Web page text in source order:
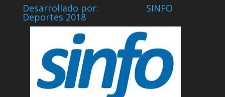
Desarrollado por: SINFO
Deportes 2018